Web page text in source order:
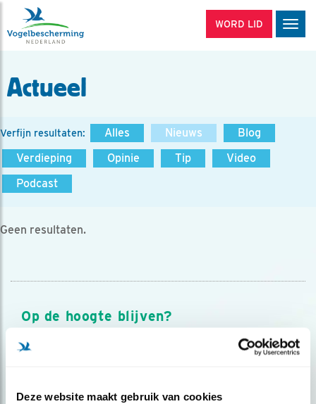
Deze website maakt gebruik van cookies
WORD LID
Actueel
Verfijn resultaten: Alles Nieuws
Blog
Verdieping
Opinie Tip
Video
Podcast
Geen resultaten.
Op de hoogte blijven?
Meld je aan en ontvang nieuws, inspiratie, acties en tips
over vogels en activiteiten van Vogelbescherming.